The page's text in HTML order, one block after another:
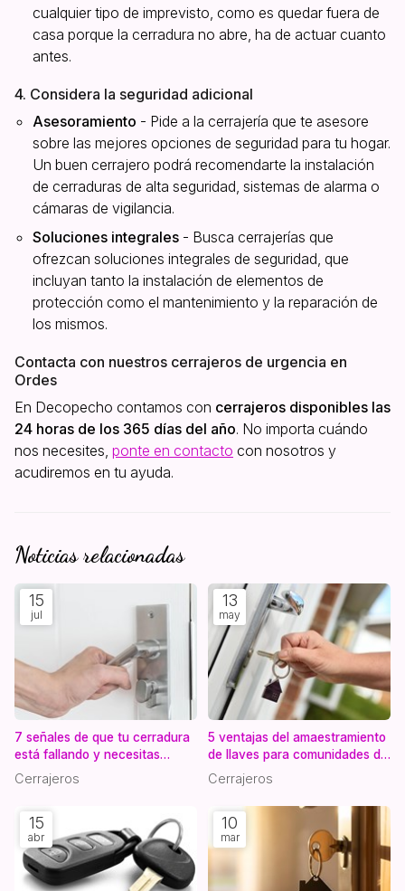
cualquier tipo de imprevisto, como es quedar fuera de
casa porque la cerradura no abre, ha de actuar cuanto
antes.
4. Considera la seguridad adicional
Asesoramiento - Pide a la cerrajería que te asesore
sobre las mejores opciones de seguridad para tu hogar.
Un buen cerrajero podrá recomendarte la instalación
de cerraduras de alta seguridad, sistemas de alarma o
cámaras de vigilancia.
Soluciones integrales - Busca cerrajerías que
ofrezcan soluciones integrales de seguridad, que
incluyan tanto la instalación de elementos de
protección como el mantenimiento y la reparación de
los mismos.
Contacta con nuestros cerrajeros de urgencia en
Ordes
En Decopecho contamos con cerrajeros disponibles las
24 horas de los 365 días del año. No importa cuándo
nos necesites, ponte en contacto con nosotros y
acudiremos en tu ayuda.
Noticias relacionadas
15
jul
7 señales de que tu cerradura
está fallando y necesitas
cambiarla
Cerrajeros
13
may
5 ventajas del amaestramiento
de llaves para comunidades de
vecinos
Cerrajeros
15
abr
10
mar